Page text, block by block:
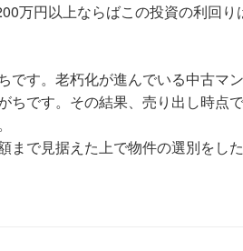
万円以上ならばこの投資の利回り
です。老朽化が進んでいる中古マ
ちです。その結果、売り出し時点
まで見据えた上で物件の選別をし